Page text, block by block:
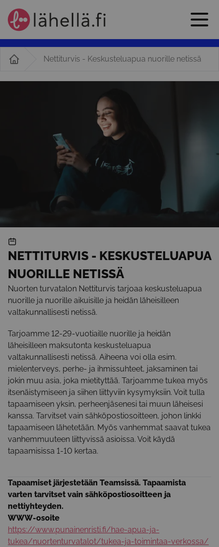
Nettiturvis - Keskusteluapua nuorille netissä
NETTITURVIS - KESKUSTELUAPUA
NUORILLE NETISSÄ
Nuorten turvatalon Nettiturvis tarjoaa keskusteluapua
nuorille ja nuorille aikuisille ja heidän läheisilleen
valtakunnallisesti netissä.
Tarjoamme 12-29-vuotiaille nuorille ja heidän
läheisilleen maksutonta keskusteluapua
valtakunnallisesti netissä. Aiheena voi olla esim.
mielenterveys, perhe- ja ihmissuhteet, jaksaminen tai
jokin muu asia, joka mietityttää. Tarjoamme tukea myös
itsenäistymiseen ja siihen liittyviin kysymyksiin. Voit tulla
tapaamiseen yksin, perheenjäsenesi tai muun läheisesi
kanssa. Tarvitset vain sähköpostiosoitteen, johon linkki
tapaamiseen lähetetään. Myös vanhemmat saavat tukea
vanhemmuuteen liittyvissä asioissa. Voit käydä
tapaamisissa 1-10 kertaa.
Tapaamiset järjestetään Teamsissä. Tapaamista
varten tarvitset vain sähköpostiosoitteen ja
nettiyhteyden.
WWW-osoite
https://www.punainenristi.fi/hae-apua-ja-
tukea/nuortenturvatalot/tukea-ja-toimintaa-verkossa/